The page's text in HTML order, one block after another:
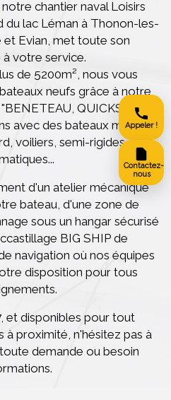
chantier naval Loisirs
du lac Léman à Thonon-les-
et Evian, met toute son
votre service.
de 5200m², nous vous
neufs grâce à notre
QUICKSILVER,
avec des bateaux moteurs
voiliers, semi-rigides,
d'un atelier mécanique
bateau, d'une zone de
sous un hangar sécurisé
BIG SHIP de
navigation où nos équipes
disposition pour tous
et disponibles pour tout
à proximité, n'hésitez pas à
demande ou besoin
Appeler !
Contactez-
nous